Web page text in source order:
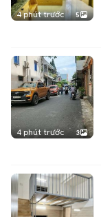
4 phút trước 5
4 phút trước 3